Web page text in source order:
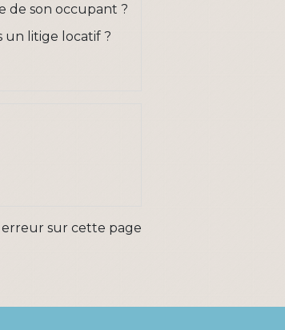
de son occupant ?
un litige locatif ?
sur cette page